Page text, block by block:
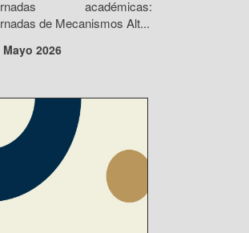
académicas:
de Mecanismos Alt...
Mayo 2026